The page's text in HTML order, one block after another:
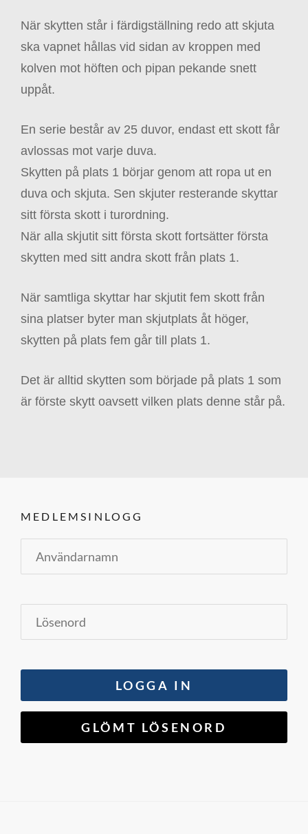
När skytten står i färdigställning redo att skjuta
ska vapnet hållas vid sidan av kroppen med
kolven mot höften och pipan pekande snett
uppåt.
En serie består av 25 duvor, endast ett skott får
avlossas mot varje duva.
Skytten på plats 1 börjar genom att ropa ut en
duva och skjuta. Sen skjuter resterande skyttar
sitt första skott i turordning.
När alla skjutit sitt första skott fortsätter första
skytten med sitt andra skott från plats 1.
När samtliga skyttar har skjutit fem skott från
sina platser byter man skjutplats åt höger,
skytten på plats fem går till plats 1.
Det är alltid skytten som började på plats 1 som
är förste skytt oavsett vilken plats denne står på.
MEDLEMSINLOGG